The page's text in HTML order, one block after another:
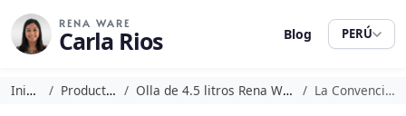
RENA WARE
Carla Rios Blog PERÚ
Inicio Productos Olla de 4.5 litros Rena Ware La Convencion